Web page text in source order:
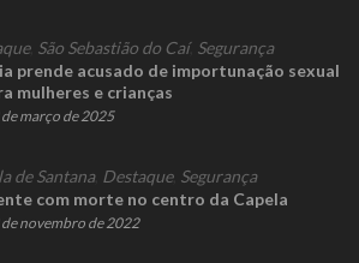
, São Sebastião do Caí, Segurança
prende acusado de importunação sexual
mulheres e crianças
março de 2025
de Santana, Destaque, Segurança
com morte no centro da Capela
de novembro de 2022